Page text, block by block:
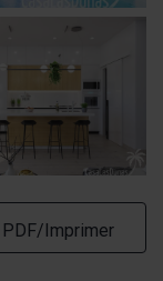
PDF/Imprimer